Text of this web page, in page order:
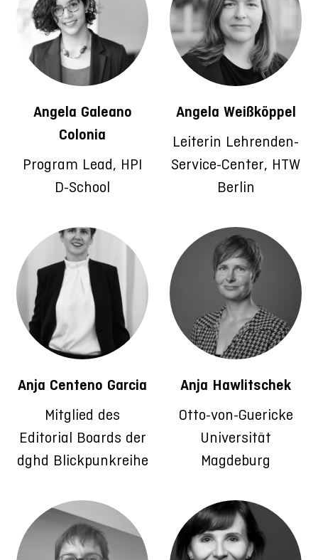
Angela Galeano
Colonia
Program Lead, HPI
D-School
Angela Weißköppel
Leiterin Lehrenden-
Service-Center, HTW
Berlin
Anja Centeno Garcia
Mitglied des
Editorial Boards der
dghd Blickpunkreihe
Anja Hawlitschek
Otto-von-Guericke
Universität
Magdeburg